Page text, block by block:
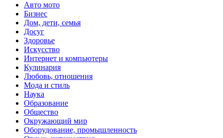
Авто мото
Бизнес
Дом, дети, семья
Досуг
Здоровье
Искусство
Интернет и компьютеры
Кулинария
Любовь, отношения
Мода и стиль
Наука
Образование
Общество
Окружающий мир
Оборудование, промышленность